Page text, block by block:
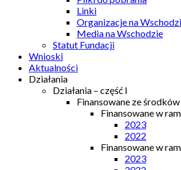
Linki
Organizacje na
Media na Wschodzie
Statut Fundacji
Wnioski
Aktualności
Działania
Działania – część I
Finansowane ze
Finansowane w
2023
2022
Finansowane w
2023